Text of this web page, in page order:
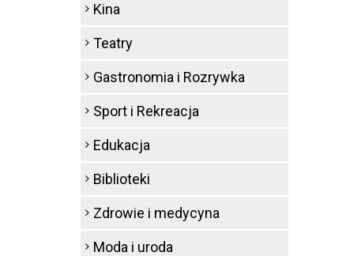
Kina
Teatry
Gastronomia i Rozrywka
Sport i Rekreacja
Edukacja
Biblioteki
Zdrowie i medycyna
Moda i uroda